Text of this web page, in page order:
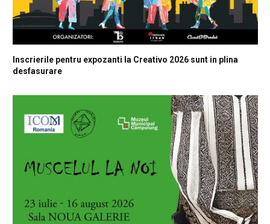
Inscrierile pentru expozanti la Creativo 2026 sunt in plina
desfasurare